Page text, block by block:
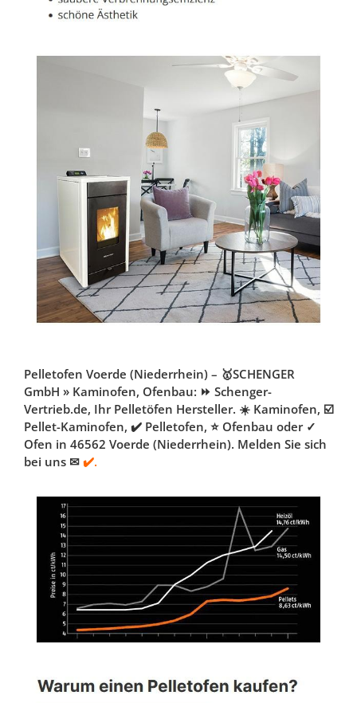
Pelletofen Voerde (Niederrhein) – 🥇SCHENGER
GmbH » Kaminofen, Ofenbau: ⏩ Schenger-
Vertrieb.de, Ihr Pelletöfen Hersteller. ☀️ Kaminofen, ☑️
Pellet-Kaminofen, ✔️ Pelletofen, ⭐ Ofenbau oder ✓
Ofen in 46562 Voerde (Niederrhein). Melden Sie sich
bei uns ✉ ✔️.